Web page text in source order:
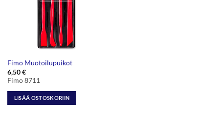
Fimo Muotoilupuikot
6,50€
Fimo 8711
LISÄÄ OSTOSKORIIN